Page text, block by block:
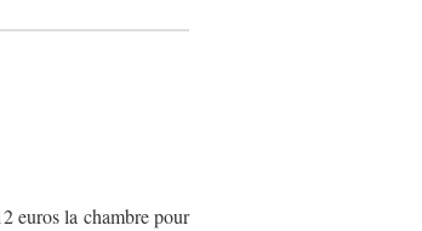
euros la chambre pour